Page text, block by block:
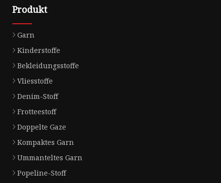
Produkt
Garn
Kinderstoffe
Bekleidungsstoffe
Vliesstoffe
Denim-Stoff
Frotteestoff
Doppelte Gaze
Kompaktes Garn
Ummanteltes Garn
Popeline-Stoff